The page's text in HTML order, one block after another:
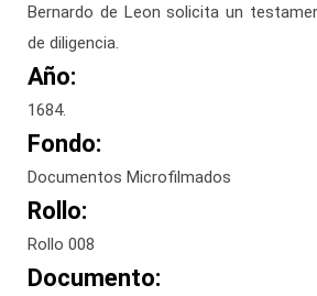
Bernardo de Leon solicita un
de diligencia.
Año:
1684.
Fondo:
Documentos Microfilmados
Rollo:
Rollo 008
Documento: